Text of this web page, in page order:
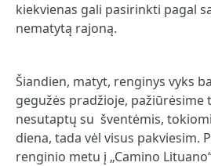
kiekvienas gali pasirinkti pagal
nematytą rajoną.
Šiandien, matyt, renginys vyks
gegužės pradžioje, pažiūrėsime
nesutaptų su šventėmis,
diena, tada vėl visus pakviesim.
renginio metu į „Camino